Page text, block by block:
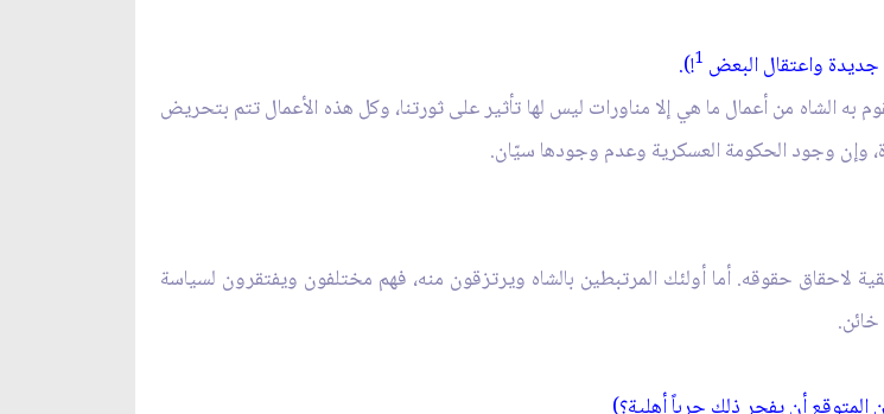
واعتقال البعض 1
!).
الشاه من أعمال ما هي إلا مناورات ليس لها تأثير على ثورتنا، وكل هذه الأعمال تتم بتحريض
وإن وجود الحكومة العسكرية وعدم وجودها سيّان.
لاحقاق حقوقه. أما أولئك المرتبطين بالشاه ويرتزقون منه، فهم مختلفون ويفتقرون لسياسة